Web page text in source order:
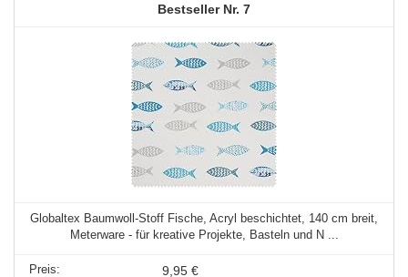
7
Globaltex Baumwoll-Stoff Fische, Acryl beschichtet, 140 cm breit,
Meterware - für kreative Projekte, Basteln und N ...
9,95 €